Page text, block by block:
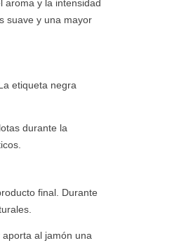
aroma y la intensidad
suave y una mayor
etiqueta negra
durante la
final. Durante
al jamón una